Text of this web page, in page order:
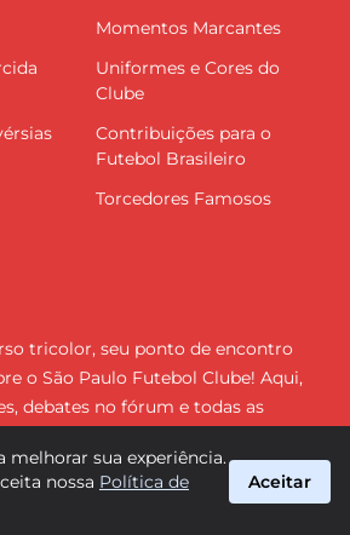
Momentos Marcantes
Uniformes e Cores do
Clube
Contribuições para o
Futebol Brasileiro
Torcedores Famosos
tricolor, seu ponto de encontro
o São Paulo Futebol Clube! Aqui,
debates no fórum e todas as
comunidade apaixonada pelo
#SãoPaulo #1Soberano
melhorar sua experiência.
nossa Política de
Aceitar